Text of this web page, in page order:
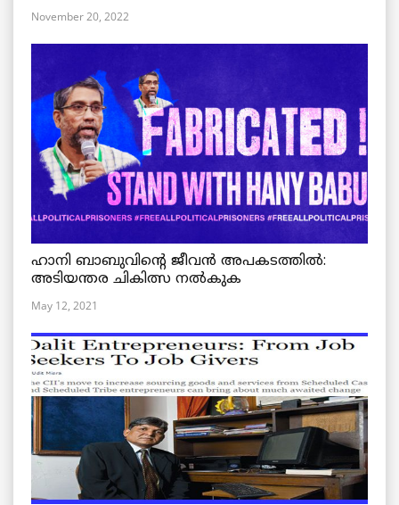
November 20, 2022
ഹാനി ബാബുവിന്റെ ജീവൻ അപകടത്തിൽ:
അടിയന്തര ചികിത്സ നൽകുക
May 12, 2021